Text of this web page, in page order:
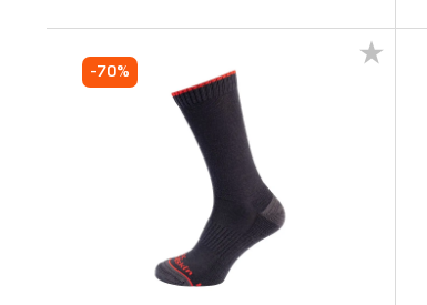
-70%